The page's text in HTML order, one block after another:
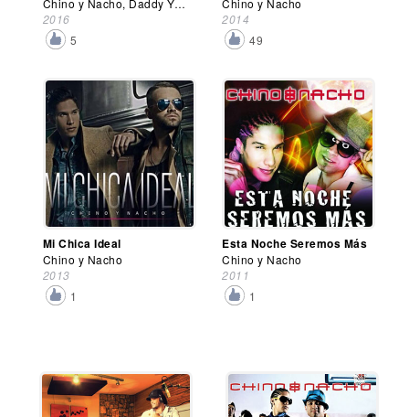
2016
5
2014
49
Mi Chica Ideal
Chino y Nacho
2013
1
Esta Noche Seremos Más
Chino y Nacho
2011
1